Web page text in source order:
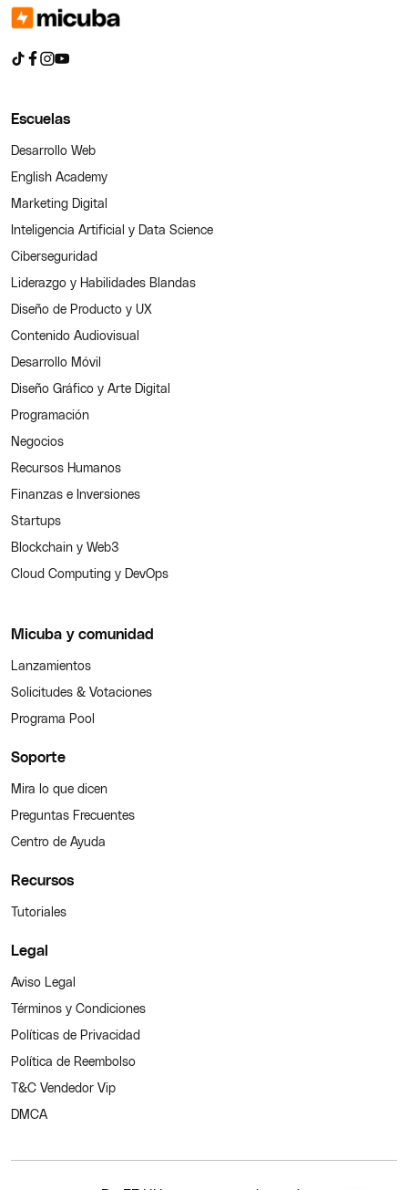
Escuelas
Desarrollo Web
English Academy
Marketing Digital
Inteligencia Artificial y Data Science
Ciberseguridad
Liderazgo y Habilidades Blandas
Diseño de Producto y UX
Contenido Audiovisual
Desarrollo Móvil
Diseño Gráfico y Arte Digital
Programación
Negocios
Recursos Humanos
Finanzas e Inversiones
Startups
Blockchain y Web3
Cloud Computing y DevOps
Micuba y comunidad
Lanzamientos
Solicitudes & Votaciones
Programa Pool
Soporte
Mira lo que dicen
Preguntas Frecuentes
Centro de Ayuda
Recursos
Tutoriales
Legal
Aviso Legal
Términos y Condiciones
Políticas de Privacidad
Política de Reembolso
T&C Vendedor Vip
DMCA